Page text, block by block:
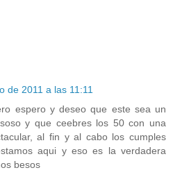
de 2011 a las 11:11
espero y deseo que este sea un
y que ceebres los 50 con una
al fin y al cabo los cumples
aqui y eso es la verdadera
besos